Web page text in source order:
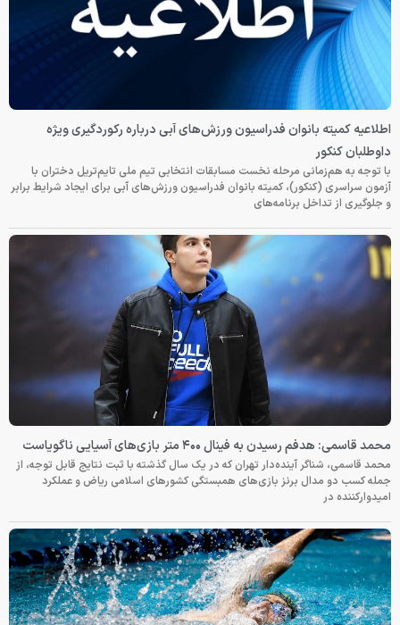
اطلاعیه کمیته بانوان فدراسیون ورزش‌های آبی درباره رکوردگیری ویژه
داوطلبان کنکور
با توجه به هم‌زمانی مرحله نخست مسابقات انتخابی تیم ملی تایم‌تریل دختران با
آزمون سراسری (کنکور)، کمیته بانوان فدراسیون ورزش‌های آبی برای ایجاد شرایط برابر
و جلوگیری از تداخل برنامه‌های
محمد قاسمی: هدفم رسیدن به فینال ۴۰۰ متر بازی‌های آسیایی ناگویاست
محمد قاسمی، شناگر آینده‌دار تهران که در یک سال گذشته با ثبت نتایج قابل توجه، از
جمله کسب دو مدال برنز بازی‌های همبستگی کشورهای اسلامی ریاض و عملکرد
امیدوارکننده در